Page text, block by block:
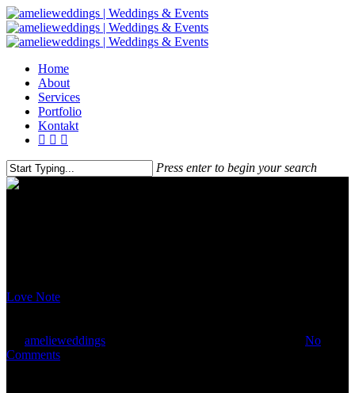
Home
About
Services
Portfolio
Kontakt
Press enter to begin your search
Love Note
amelieweddings
No
Comments